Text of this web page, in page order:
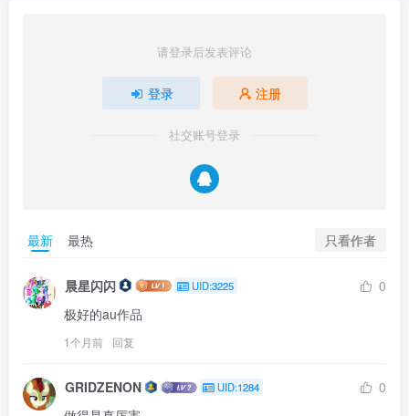
请登录后发表评论
登录 注册
社交账号登录
最新 最热 只看作者
晨星闪闪 UID:3225
0
极好的au作品
1个月前 回复
GRIDZENON UID:1284
0